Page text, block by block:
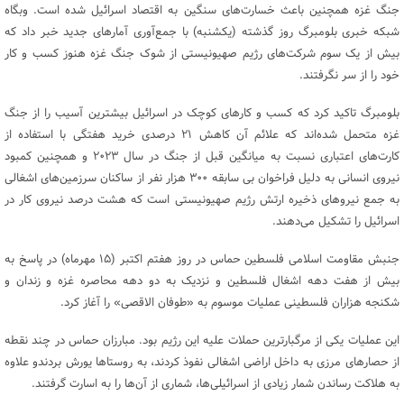
جنگ غزه همچنین باعث خسارت‌های سنگین به اقتصاد اسرائیل شده است. وبگاه
شبکه خبری بلومبرگ روز گذشته (یکشنبه) با جمع‌آوری آمارهای جدید خبر داد که
بیش از یک سوم شرکت‌های رژیم صهیونیستی از شوک جنگ غزه هنوز کسب و کار
خود را از سر نگرفتند.
بلومبرگ تاکید کرد که کسب و کارهای کوچک در اسرائیل بیشترین آسیب را از جنگ
غزه متحمل شده‌اند که علائم آن کاهش ۲۱ درصدی خرید هفتگی با استفاده از
کارت‌های اعتباری نسبت به میانگین قبل از جنگ در سال ۲۰۲۳ و همچنین کمبود
نیروی انسانی به دلیل فراخوان بی سابقه ۳۰۰ هزار نفر از ساکنان سرزمین‌های اشغالی
به جمع نیروهای ذخیره ارتش رژیم صهیونیستی است که هشت درصد نیروی کار در
اسرائیل را تشکیل می‌دهند.
جنبش مقاومت اسلامی فلسطین حماس در روز هفتم اکتبر (۱۵ مهرماه) در پاسخ به
بیش از هفت دهه اشغال فلسطین و نزدیک به دو دهه محاصره غزه و زندان و
شکنجه هزاران فلسطینی عملیات موسوم به «طوفان الاقصی» را آغاز کرد.
این عملیات یکی از مرگبارترین حملات علیه این رژیم بود. مبارزان حماس در چند نقطه
از حصارهای مرزی به داخل اراضی اشغالی نفوذ کردند، به روستاها یورش بردندو علاوه
به هلاکت رساندن شمار زیادی از اسرائیلی‌ها، شماری از آن‌ها را به اسارت گرفتند.